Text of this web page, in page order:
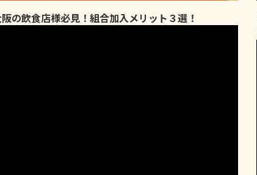
の飲食店様必見！組合加入メリット３選！